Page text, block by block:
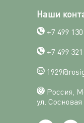
Наши
+7 499
+7 499
Россия,
ул.